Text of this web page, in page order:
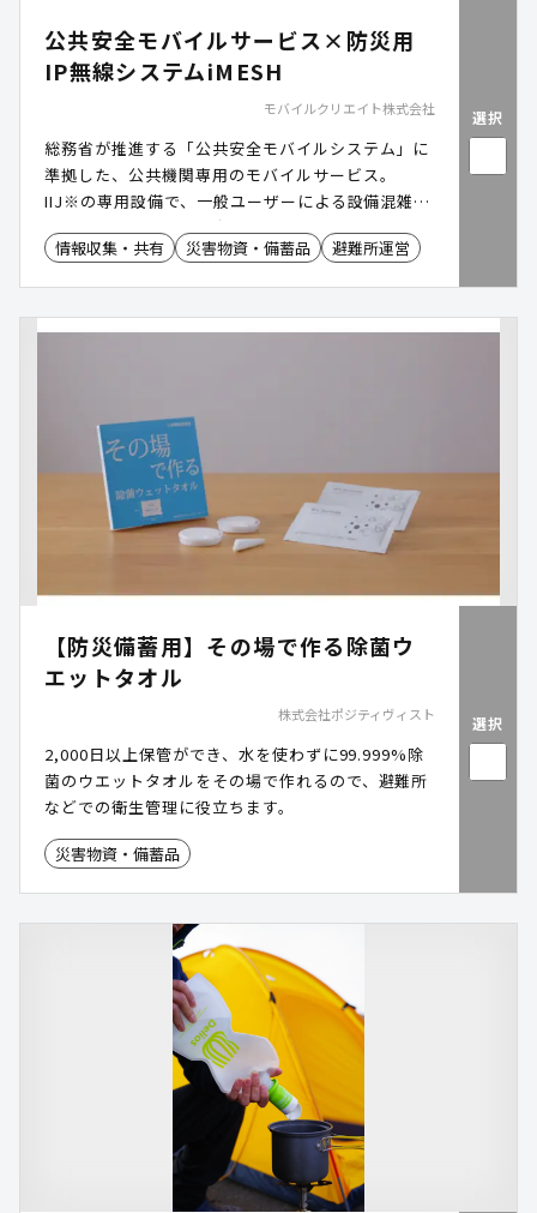
公共安全モバイルサービス×防災用
IP無線システムiMESH
モバイルクリエイト株式会社
総務省が推進する「公共安全モバイルシステム」に
準拠した、公共機関専用のモバイルサービス。
IIJ※の専用設備で、一般ユーザーによる設備混雑の
影響を受けにくい、安定した通信を提供します。 さ
らに、マルチキャリア対応による冗長性を備え、災
情報収集・共有 災害物資・備蓄品 避難所運営
選択
【防災備蓄用】その場で作る除菌ウ
エットタオル
株式会社ポジティヴィスト
2,000日以上保管ができ、水を使わずに99.999%除
菌のウエットタオルをその場で作れるので、避難所
などでの衛生管理に役立ちます。
災害物資・備蓄品
選択